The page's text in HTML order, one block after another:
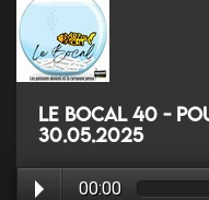
Le Bocal 40 -
30.05.2025
00:00